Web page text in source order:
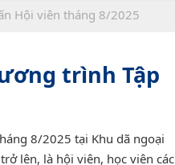
Hội viên tháng 8/2025
trình Tập
8/2025 tại Khu dã ngoại
lên, là hội viên, học viên các